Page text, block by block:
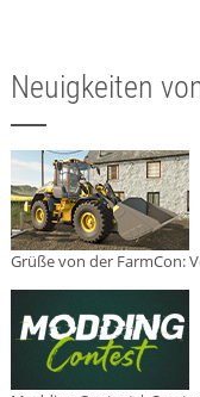
Neuigkeiten
Grüße von der FarmCon: